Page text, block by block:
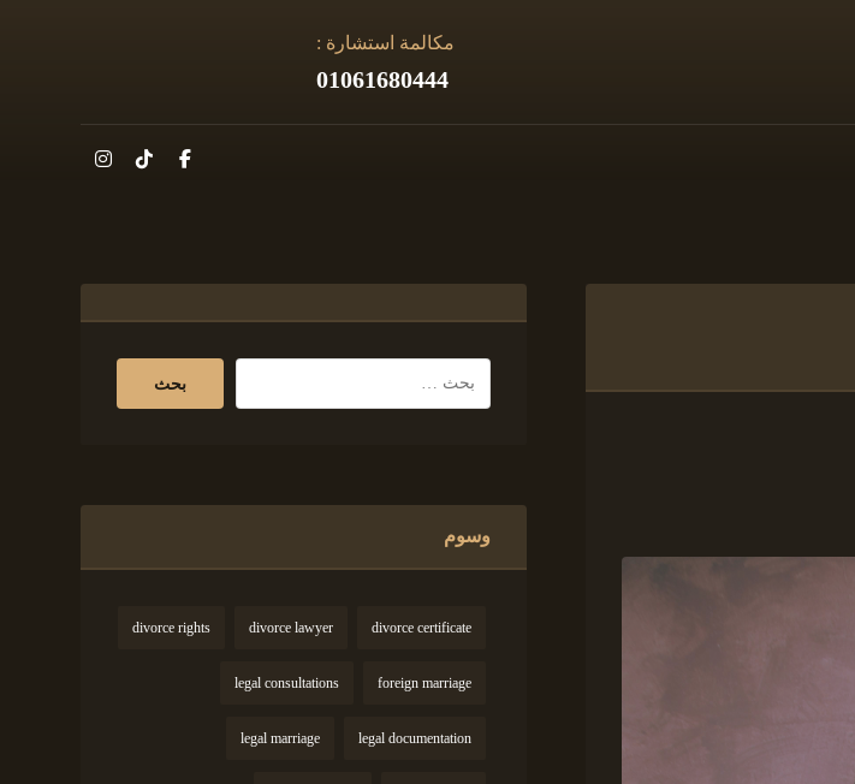
مكالمة استشارة :
01061680444
وسوم
divorce certificate
divorce lawyer
divorce rights
foreign marriage
legal consultations
legal documentation
legal marriage